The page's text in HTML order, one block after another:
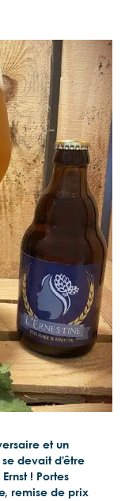
et un
devait d’être
! Portes
remise de prix